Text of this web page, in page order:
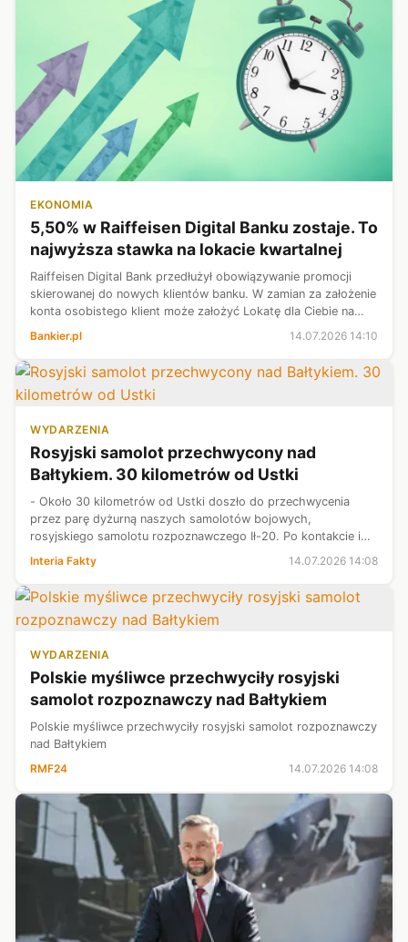
EKONOMIA
5,50% w Raiffeisen Digital Banku zostaje. To
najwyższa stawka na lokacie kwartalnej
Raiffeisen Digital Bank przedłużył obowiązywanie promocji
skierowanej do nowych klientów banku. W zamian za założenie
konta osobistego klient może założyć Lokatę dla Ciebie na
3 miesiące jest n...
Bankier.pl 14.07.2026 14:10
WYDARZENIA
Rosyjski samolot przechwycony nad
Bałtykiem. 30 kilometrów od Ustki
- Około 30 kilometrów od Ustki doszło do przechwycenia
przez parę dyżurną naszych samolotów bojowych,
rosyjskiego samolotu rozpoznawczego Ił-20. Po kontakcie i
samolot oddalił się w kierunku Rosj...
Interia Fakty 14.07.2026 14:08
WYDARZENIA
Polskie myśliwce przechwyciły rosyjski
samolot rozpoznawczy nad Bałtykiem
Polskie myśliwce przechwyciły rosyjski samolot rozpoznawczy
nad Bałtykiem
RMF24
14.07.2026 14:08